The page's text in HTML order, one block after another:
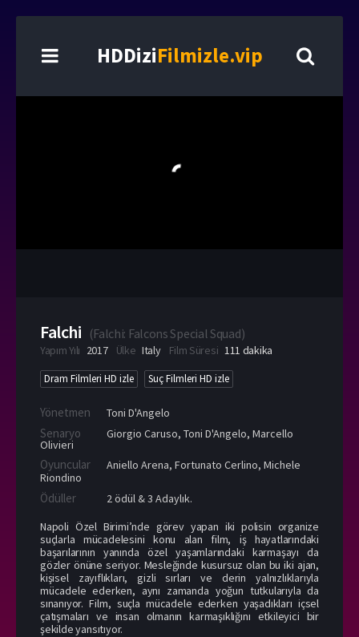
HDDiziFilmizle.vip
Falchi (Falchi: Falcons Special Squad)
Yapım Yılı 2017 Ülke Italy Film Süresi 111 dakika
Dram Filmleri HD izle Suç Filmleri HD izle
Yönetmen Toni D'Angelo
Senaryo Giorgio Caruso, Toni D'Angelo, Marcello
Olivieri
Oyuncular Aniello Arena, Fortunato Cerlino, Michele
Riondino
Ödüller
2 ödül & 3 Adaylık.
Napoli Özel Birimi’nde görev yapan iki polisin organize
suçlarla mücadelesini konu alan film, iş hayatlarındaki
başarılarının yanında özel yaşamlarındaki karmaşayı da
gözler önüne seriyor. Mesleğinde kusursuz olan bu iki ajan,
kişisel zayıflıkları, gizli sırları ve derin yalnızlıklarıyla
mücadele ederken, aynı zamanda yoğun tutkularıyla da
sınanıyor. Film, suçla mücadele ederken yaşadıkları içsel
çatışmaları ve insan olmanın karmaşıklığını etkileyici bir
şekilde yansıtıyor.